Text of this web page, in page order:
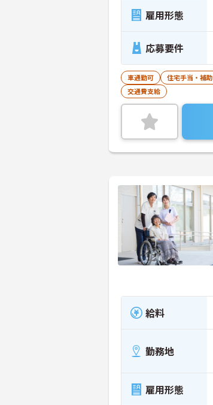
雇用形態
応募要件
車通勤可 住宅手当・補助
交通費支給
給料
勤務地
雇用形態